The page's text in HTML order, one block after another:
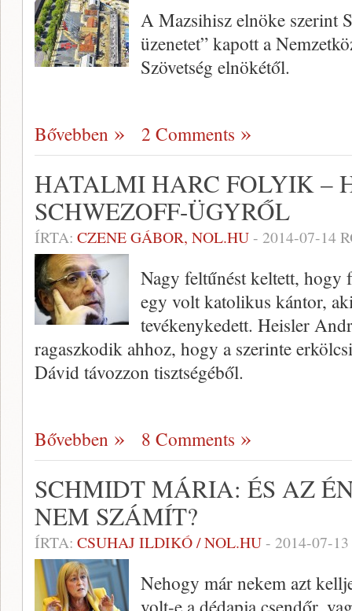
A Mazsihisz elnöke szerint
üzenetet” kapott a
Szövetség elnökétől.
Bővebben 2 Comments
HATALMI HARC FOLYIK –
SCHWEZOFF-ÜGYRŐL
ÍRTA: CZENE GÁBOR, NOL.HU- 2014-07-14
Nagy feltűnést keltett, hogy
egy volt katolikus kántor,
tevékenykedett. Heisler
ragaszkodik ahhoz, hogy a szerinte
Dávid távozzon tisztségéből.
Bővebben 8 Comments
SCHMIDT MÁRIA: ÉS AZ
NEM SZÁMÍT?
ÍRTA: CSUHAJ ILDIKÓ / NOL.HU- 2014-07-13
Nehogy már nekem azt